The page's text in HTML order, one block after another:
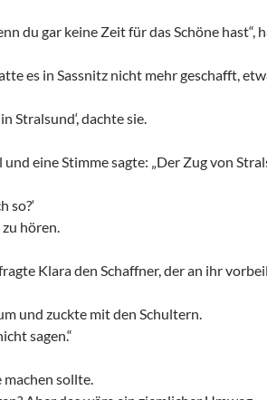
du gar keine Zeit für das Schöne hast“,
es in Sassnitz nicht mehr geschafft,
Stralsund‘, dachte sie.
eine Stimme sagte: „Der Zug von
so?‘
hören.
Klara den Schaffner, der an ihr
und zuckte mit den Schultern.
sagen.“
machen sollte.